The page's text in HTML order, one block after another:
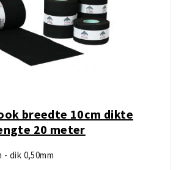
breedte 10cm dikte
20 meter
dik 0,50mm